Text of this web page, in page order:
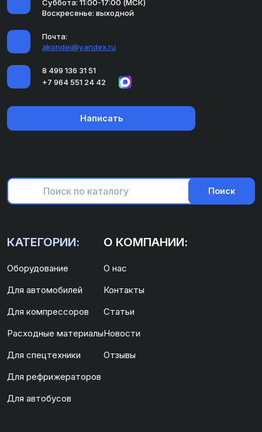
Суббота: 11:00-17:00 (МСК)
Воскресенье: выходной
Почта:
akondei@yandex.ru
8 499 136 31 51
+7 964 551 24 42
Написать
Поиск
КАТЕГОРИИ:
Оборудование
Для автомобилей
Для компрессоров
Расходные материалы
Для спецтехники
Для рефрижераторов
Для автобусов
О КОМПАНИИ:
О нас
Контакты
Статьи
Новости
Отзывы